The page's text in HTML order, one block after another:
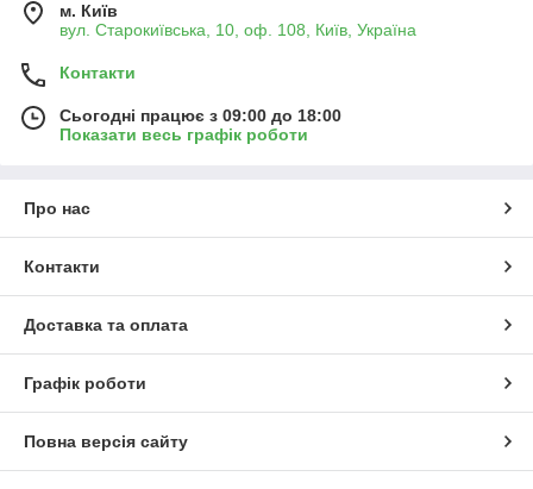
м. Київ
вул. Старокиївська, 10, оф. 108, Київ, Україна
Контакти
Сьогодні працює з 09:00 до 18:00
Показати весь графік роботи
Про нас
Контакти
Доставка та оплата
Графік роботи
Повна версія сайту